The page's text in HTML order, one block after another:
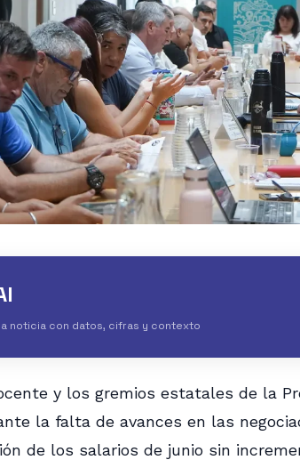
noticia con datos, cifras y contexto
y los gremios estatales de la
la falta de avances en las
de los salarios de junio sin